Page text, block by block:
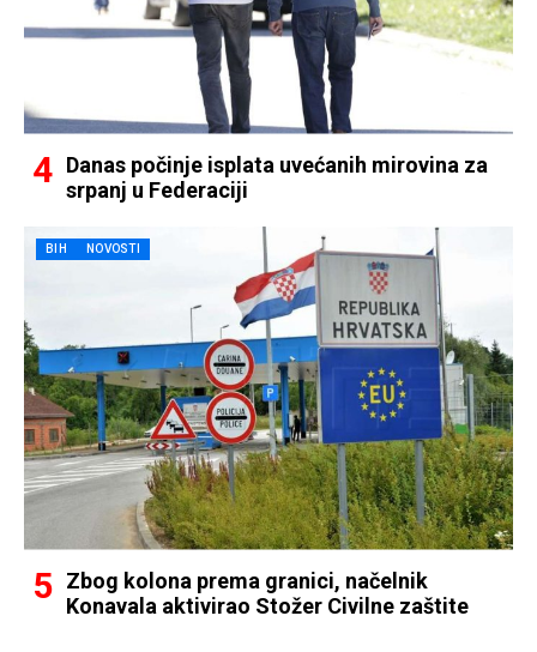
Danas počinje isplata uvećanih mirovina za
srpanj u Federaciji
BIH NOVOSTI
Zbog kolona prema granici, načelnik
Konavala aktivirao Stožer Civilne zaštite